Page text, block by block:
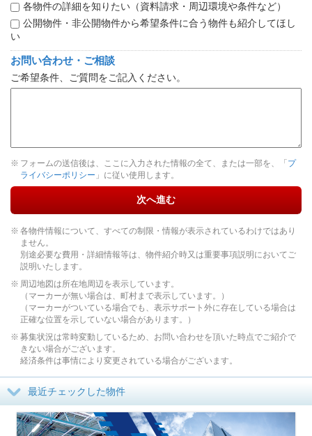
各物件の詳細を知りたい（資料請求・周辺環境や条件など）
公開物件・非公開物件から希望条件に合う物件も紹介してほし
い
お問い合わせ・ご相談
ご希望条件、ご質問をご記入ください。
フォームの送信後は、ここに入力された情報の全て、または一部を、「 プ
ライバシーポリシー 」に従い使用します。
次へ進む
各物件情報について、すべての制限・情報が表示されているわけではあり
ません。
別途必要な費用・詳細情報等は、物件紹介時又は重要事項説明においてご
説明いたします。
周辺地図は所在地周辺を表示しています。
（マーカーが無い場合は、町村まで表示しています。）
（マーカーがついている場合でも、表示サポート外に存在している場合は
正確な位置を示していない場合があります。）
募集状況は常時変動しているため、お問い合わせを頂いた時点でご紹介で
きない場合がございます。
経済条件は事情により変更されている場合がございます。
最近チェックした物件